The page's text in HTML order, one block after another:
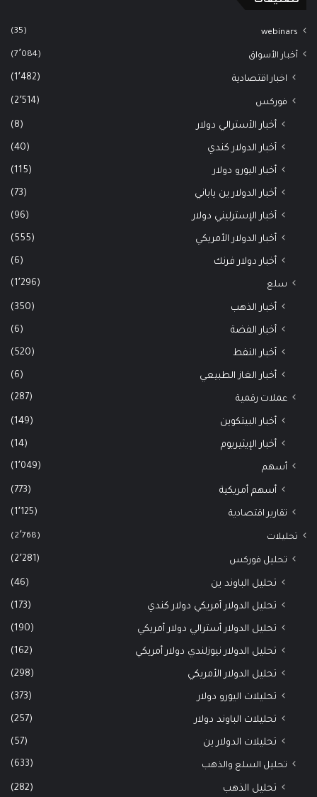
webinars
(35)
أخبار الأسواق (7٬084)
اخبار اقتصادية (1٬482)
فوركس (2٬514)
أخبار الأسترالي دولار (8)
أخبار الدولار كندي (40)
أخبار اليورو دولار (115)
أخبار الدولار ين ياباني (73)
أخبار الإسترليني دولار (96)
أخبار الدولار الأمريكي (555)
أخبار دولار فرنك (6)
سلع (1٬296)
أخبار الذهب (350)
أخبار الفضة (6)
أخبار النفط (520)
أخبار الغاز الطبيعي (6)
عملات رقمية (287)
أخبار البيتكوين (149)
أخبار الإيثيريوم (14)
أسهم (1٬049)
أسهم أمريكية (773)
تقارير اقتصادية (1٬125)
تحليلات (2٬768)
تحليل فوركس (2٬281)
تحليل الباوند ين (46)
تحليل الدولار أمريكي دولار كندي (173)
تحليل الدولار أسترالي دولار أمريكي (190)
تحليل الدولار نيوزلندي دولار أمريكي (162)
تحليل الدولار الأمريكي (298)
تحليلات اليورو دولار (373)
تحليلات الباوند دولار (257)
تحليلات الدولار ين (57)
تحليل السلع والذهب (633)
تحليل الذهب (282)